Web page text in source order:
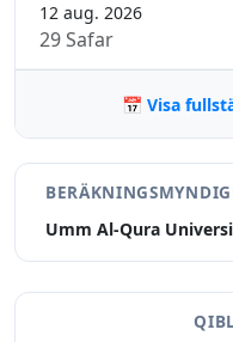
12 aug. 2026
29 Safar
📅 Visa
Umm Al-Qura